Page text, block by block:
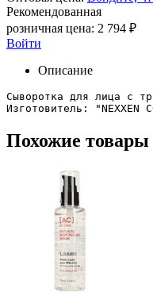
Рекомендованная
розничная цена: 2 794 ₽
Войти
Описание
Сыворотка для лица с
Похожие товары